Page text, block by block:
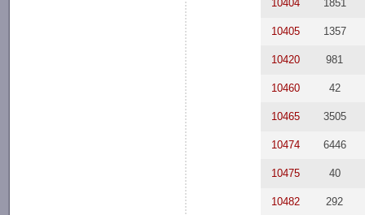
10404 1851
10405 1357
10420 981
10460 42
10465 3505
10474 6446
10475 40
10482 292